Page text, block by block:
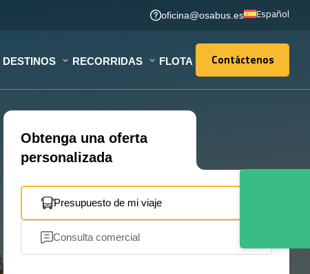
oficina@osabus.es Español
DESTINOS RECORRIDAS FLOTA Contáctenos
Contáctenos
Obtenga una oferta
personalizada
Presupuesto de mi viaje
Consulta comercial